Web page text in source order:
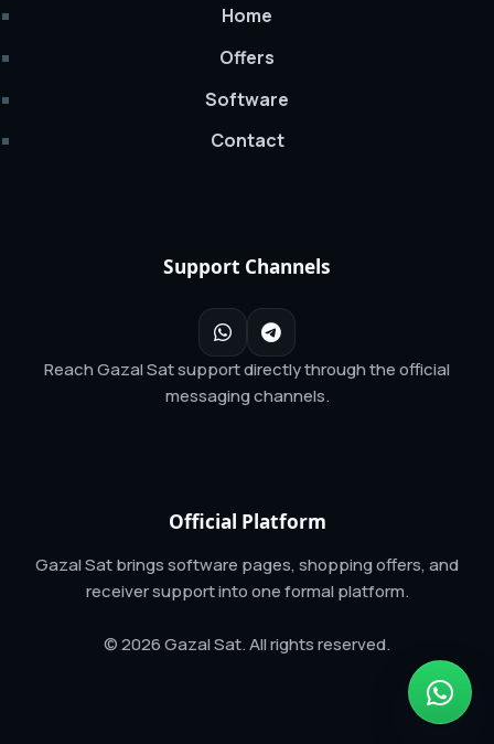
Home
Offers
Software
Contact
Support Channels
Reach Gazal Sat support directly through the official
messaging channels.
Official Platform
Gazal Sat brings software pages, shopping offers, and
receiver support into one formal platform.
© 2026 Gazal Sat. All rights reserved.